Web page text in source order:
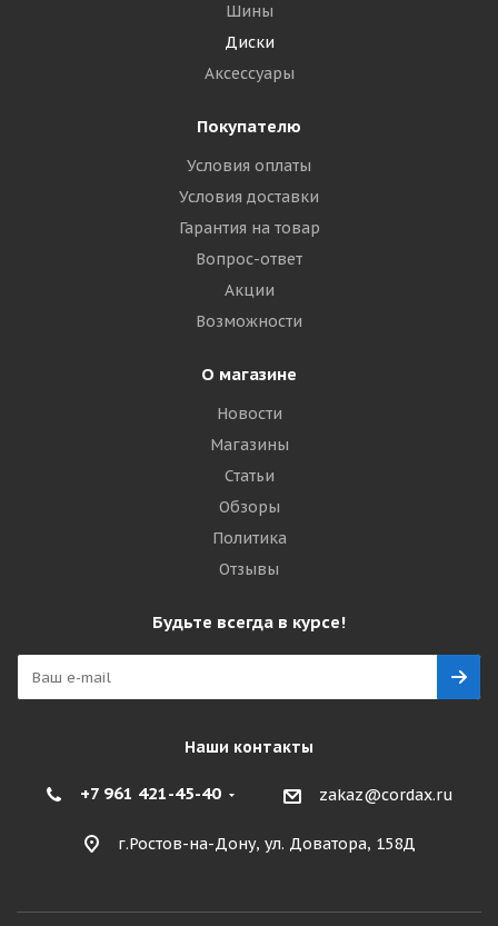
Шины
Диски
Аксессуары
Покупателю
Условия оплаты
Условия доставки
Гарантия на товар
Вопрос-ответ
Акции
Возможности
О магазине
Новости
Магазины
Статьи
Обзоры
Политика
Отзывы
Будьте всегда в курсе!
Наши контакты
+7 961 421-45-40 zakaz@cordax.ru
г.Ростов-на-Дону, ул. Доватора, 158Д